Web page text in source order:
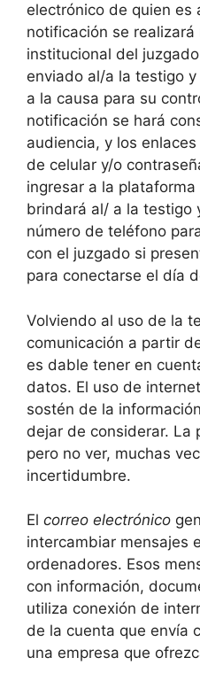
electrónico de quien es
notificación se
institucional del
enviado al/a la testigo
a la causa para su
notificación se hará
audiencia, y los
de celular y/o
ingresar a la
brindará al/ a la testigo
número de teléfono
con el juzgado si
para conectarse el día
Volviendo al uso de la
comunicación a partir
es dable tener en
datos. El uso de
sostén de la
dejar de considerar. La
pero no ver, muchas
incertidumbre.
El correo electrónico
intercambiar mensajes
ordenadores. Esos
con información,
utiliza conexión de
de la cuenta que envía
una empresa que